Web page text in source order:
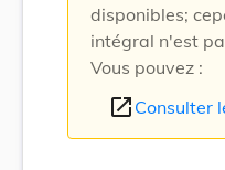
disponibles;
intégral n'est
Vous pouvez :
open_in_new Consulter